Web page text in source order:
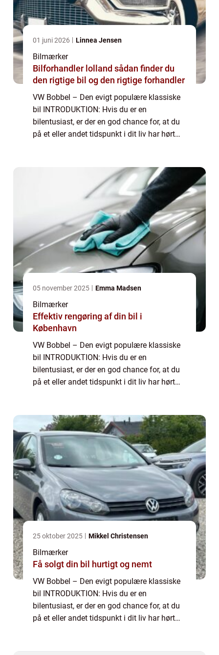
01 juni 2026 Linnea Jensen
Bilmærker
Bilforhandler lolland sådan finder du
den rigtige bil og den rigtige forhandler
VW Bobbel – Den evigt populære klassiske
bil INTRODUKTION: Hvis du er en
bilentusiast, er der en god chance for, at du
på et eller andet tidspunkt i dit liv har hørt
05 november 2025 Emma Madsen
Bilmærker
Effektiv rengøring af din bil i
København
VW Bobbel – Den evigt populære klassiske
bil INTRODUKTION: Hvis du er en
bilentusiast, er der en god chance for, at du
på et eller andet tidspunkt i dit liv har hørt
25 oktober 2025 Mikkel Christensen
Bilmærker
Få solgt din bil hurtigt og nemt
VW Bobbel – Den evigt populære klassiske
bil INTRODUKTION: Hvis du er en
bilentusiast, er der en god chance for, at du
på et eller andet tidspunkt i dit liv har hørt